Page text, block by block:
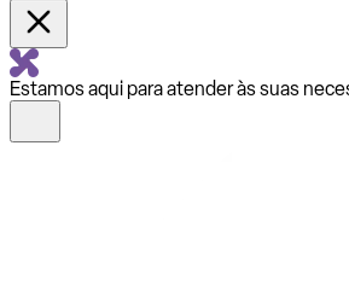
Estamos aqui para atender às suas